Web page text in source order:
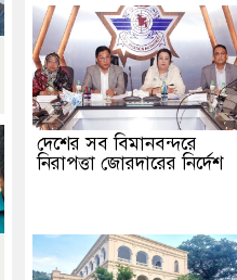
দেশের সব বিমানবন্দরে
নিরাপত্তা জোরদারের নির্দেশ